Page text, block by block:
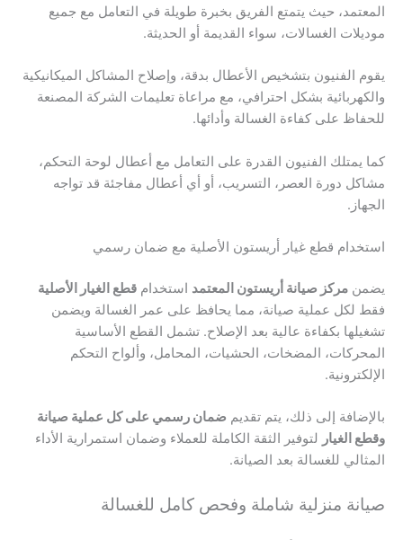
المعتمد، حيث يتمتع الفريق بخبرة طويلة في التعامل مع جميع
موديلات الغسالات، سواء القديمة أو الحديثة.
يقوم الفنيون بتشخيص الأعطال بدقة، وإصلاح المشاكل الميكانيكية
والكهربائية بشكل احترافي، مع مراعاة تعليمات الشركة المصنعة
للحفاظ على كفاءة الغسالة وأدائها.
كما يمتلك الفنيون القدرة على التعامل مع أعطال لوحة التحكم،
مشاكل دورة العصر، التسريب، أو أي أعطال مفاجئة قد تواجه
الجهاز.
استخدام قطع غيار أريستون الأصلية مع ضمان رسمي
يضمن مركز صيانة أريستون المعتمد استخدام قطع الغيار الأصلية
فقط لكل عملية صيانة، مما يحافظ على عمر الغسالة ويضمن
تشغيلها بكفاءة عالية بعد الإصلاح. تشمل القطع الأساسية
المحركات، المضخات، الحشيات، المحامل، وألواح التحكم
الإلكترونية.
بالإضافة إلى ذلك، يتم تقديم ضمان رسمي على كل عملية صيانة
وقطع الغيار لتوفير الثقة الكاملة للعملاء وضمان استمرارية الأداء
المثالي للغسالة بعد الصيانة.
صيانة منزلية شاملة وفحص كامل للغسالة